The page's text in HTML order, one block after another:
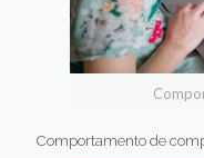
Comportamento de